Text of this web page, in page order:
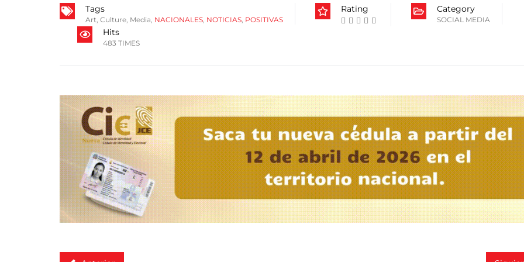
Tags
Art, Culture Media NACIONALES NOTICIAS POSITIVAS
Rating Category
SOCIAL MEDIA
Hits
483 TIMES
Anterior